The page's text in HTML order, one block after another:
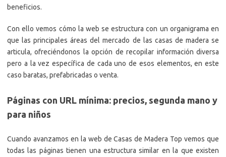
beneficios.
Con ello vemos cómo la web se estructura con un organigrama en
que las principales áreas del mercado de las casas de madera se
articula, ofreciéndonos la opción de recopilar información diversa
pero a la vez específica de cada uno de esos elementos, en este
caso baratas, prefabricadas o venta.
Páginas con URL mínima: precios, segunda mano y
para niños
Cuando avanzamos en la web de Casas de Madera Top vemos que
todas las páginas tienen una estructura similar en la que existen